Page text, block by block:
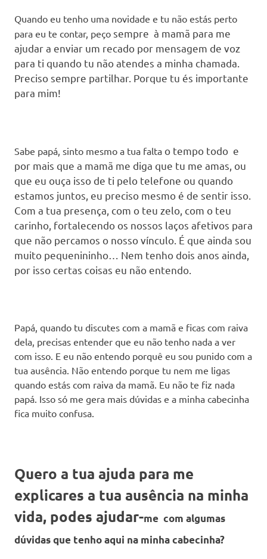
Quando eu tenho uma novidade e tu não estás perto
para eu te contar, peço sempre à mamã para me
ajudar a enviar um recado por mensagem de voz
para ti quando tu não atendes a minha chamada.
Preciso sempre partilhar. Porque tu és importante
para mim!
Sabe papá, sinto mesmo a tua falta o tempo todo e
por mais que a mamã me diga que tu me amas, ou
que eu ouça isso de ti pelo telefone ou quando
estamos juntos, eu preciso mesmo é de sentir isso.
Com a tua presença, com o teu zelo, com o teu
carinho, fortalecendo os nossos laços afetivos para
que não percamos o nosso vínculo. É que ainda sou
muito pequenininho… Nem tenho dois anos ainda,
por isso certas coisas eu não entendo.
Papá, quando tu discutes com a mamã e ficas com raiva
dela, precisas entender que eu não tenho nada a ver
com isso. E eu não entendo porquê eu sou punido com a
tua ausência. Não entendo porque tu nem me ligas
quando estás com raiva da mamã. Eu não te fiz nada
papá. Isso só me gera mais dúvidas e a minha cabecinha
fica muito confusa.
Quero a tua ajuda para me
explicares a tua ausência na minha
vida, podes ajudar-me com algumas
dúvidas que tenho aqui na minha cabecinha?